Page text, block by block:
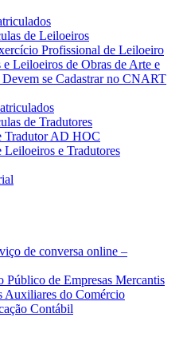
de Leiloeiros
Profissional de Leiloeiro
e Leiloeiros de Obras de Arte e
se Cadastrar no CNART
de Tradutores
Tradutor AD HOC
Leiloeiros e Tradutores
de conversa online –
Público de Empresas Mercantis
Auxiliares do Comércio
Contábil